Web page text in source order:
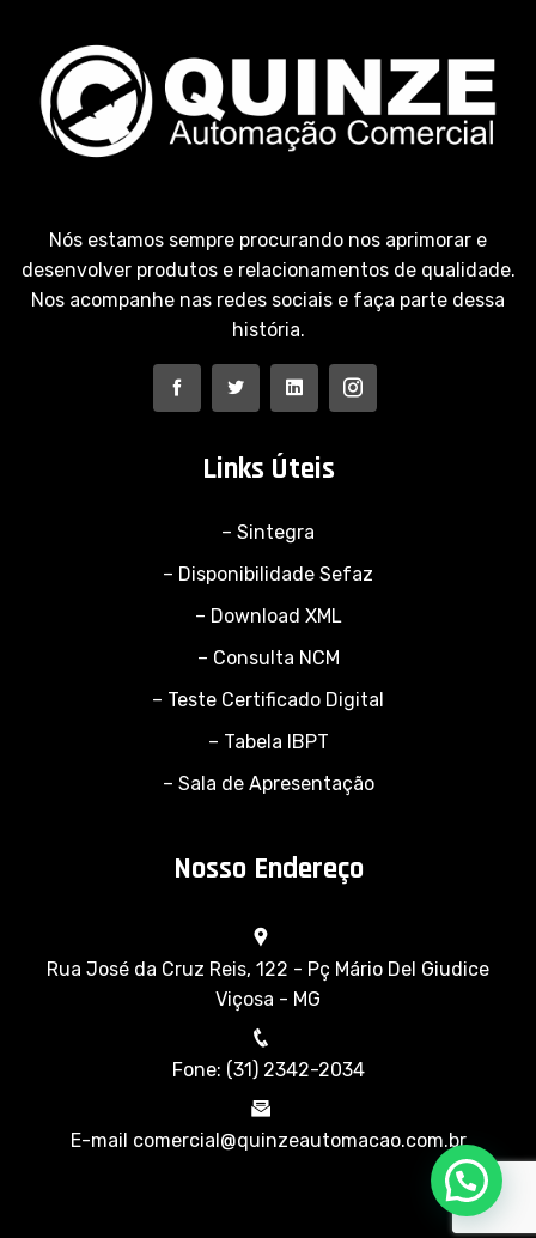
Nós estamos sempre procurando nos aprimorar e
desenvolver produtos e relacionamentos de qualidade.
Nos acompanhe nas redes sociais e faça parte dessa
história.
Links Úteis
– Sintegra
– Disponibilidade Sefaz
– Download XML
– Consulta NCM
– Teste Certificado Digital
– Tabela IBPT
– Sala de Apresentação
Nosso Endereço
Rua José da Cruz Reis, 122 - Pç Mário Del Giudice
Viçosa - MG
Fone: (31) 2342-2034
E-mail comercial@quinzeautomacao.com.br